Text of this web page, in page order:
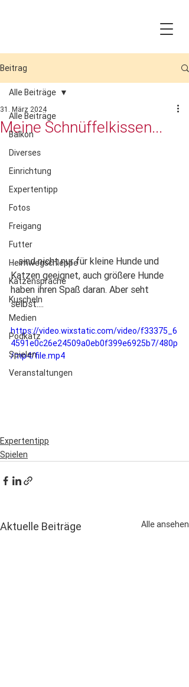
Beitrag
Alle Beiträge
Balkon
Diverses
Einrichtung
Expertentipp
Fotos
Freigang
Futter
Heimwegschleppe
Katzensprache
Kuscheln
Medien
Podkatz
Spielen
Veranstaltungen
Alle Beiträge
Meine Schnüffelkissen...
31. März 2024
... sind nicht nur für kleine Hunde und
Katzen geeignet, auch größere Hunde
haben ihren Spaß daran. Aber seht
selbst:...
https://video.wixstatic.com/video/f33375_6
4591e0c26e24509a0eb0f399e6925b7/480p
/mp4/file.mp4
Expertentipp
Spielen
Aktuelle Beiträge Alle ansehen